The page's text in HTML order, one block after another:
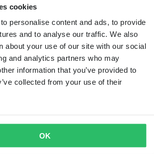
cookies
personalise content and ads, to provide
and to analyse our traffic. We also
about your use of our site with our social
and analytics partners who may
information that you’ve provided to
collected from your use of their
OK
280
25
125
(5)